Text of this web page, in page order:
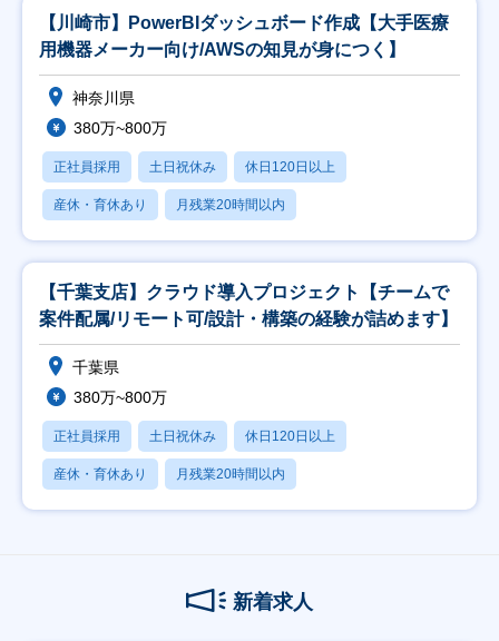
【川崎市】PowerBIダッシュボード作成【大手医療
用機器メーカー向け/AWSの知見が身につく】
神奈川県
380万~800万
正社員採用 土日祝休み 休日120日以上
産休・育休あり 月残業20時間以内
【千葉支店】クラウド導入プロジェクト【チームで
案件配属/リモート可/設計・構築の経験が詰めます】
千葉県
380万~800万
正社員採用 土日祝休み 休日120日以上
産休・育休あり 月残業20時間以内
新着求人